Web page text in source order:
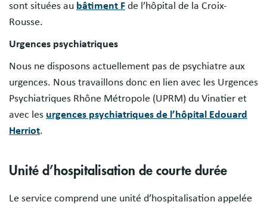
sont situées au bâtiment F de l’hôpital de la Croix-
Rousse.
Urgences psychiatriques
Nous ne disposons actuellement pas de psychiatre aux
urgences. Nous travaillons donc en lien avec les Urgences
Psychiatriques Rhône Métropole (UPRM) du Vinatier et
avec les urgences psychiatriques de l’hôpital Edouard
Herriot.
Unité d’hospitalisation de courte durée
Le service comprend une unité d’hospitalisation appelée